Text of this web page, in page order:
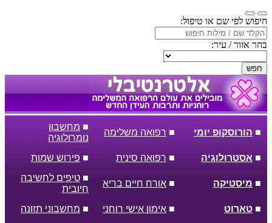
חיפוש לפי שם או טיפול:
בחר אזור / עיר:
חפש
■ הורוסקופ יומי ■ רפואה משלימה
■ מחשבון
נומרולוגיה
■ אסטרולוגיה ■ רפואה סינית ■ פירוש שמות
■ מיסטיקה ■ אורח חיים בריא
■ טיפים לחשיבה
חיובית
■ טארוט ■ אימון אישי רוחני ■ מחשבוני תזונה